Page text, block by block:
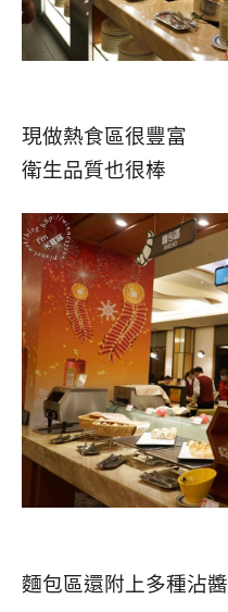
現做熱食區很豐富
衛生品質也很棒
麵包區還附上多種沾醬